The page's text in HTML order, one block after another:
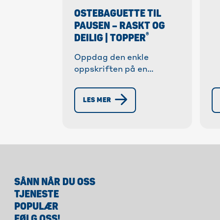
OSTEBAGUETTE TIL
PAUSEN – RASKT OG
DEILIG | TOPPER®
Oppdag den enkle
oppskriften på en
og grønnsaker – ideell
for skole eller kontor.
LES MER
SÅNN NÅR DU OSS
TJENESTE
POPULÆR